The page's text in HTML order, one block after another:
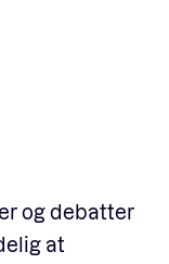
og debatter
at